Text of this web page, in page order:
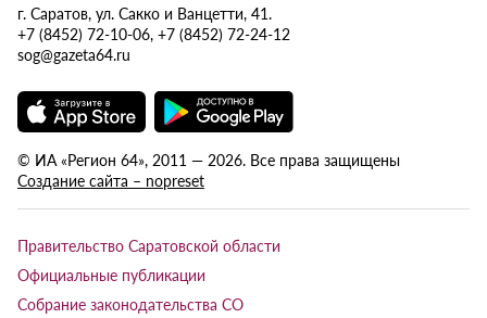
г. Саратов, ул. Сакко и Ванцетти, 41.
+7 (8452) 72-10-06, +7 (8452) 72-24-12
sog@gazeta64.ru
© ИА «Регион 64», 2011 — 2026. Все права защищены
Создание сайта – nopreset
Правительство Саратовской области
Официальные публикации
Собрание законодательства СО